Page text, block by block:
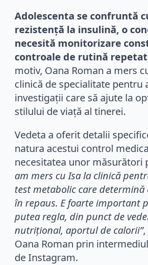
Adolescenta se confruntă
rezistență la insulină, o
necesită monitorizare
controale de rutină
motiv, Oana Roman a mers
clinică de specialitate pentru
investigații care să ajute la
stilului de viață al tinerei.
Vedeta a oferit detalii
natura acestui control
necesitatea unor măsurători
am mers cu Isa la clinică
test metabolic care determină
în repaus. E foarte important
putea regla, din punct de
nutrițional, aportul de calorii”
Oana Roman prin
de Instagram.